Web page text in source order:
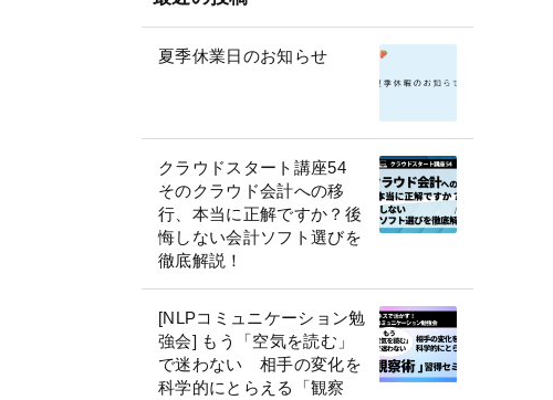
夏季休業日のお知らせ
クラウドスタート講座54
そのクラウド会計への移
行、本当に正解ですか？後
悔しない会計ソフト選びを
徹底解説！
[NLPコミュニケーション勉
強会] もう「空気を読む」
で迷わない 相手の変化を
科学的にとらえる「観察